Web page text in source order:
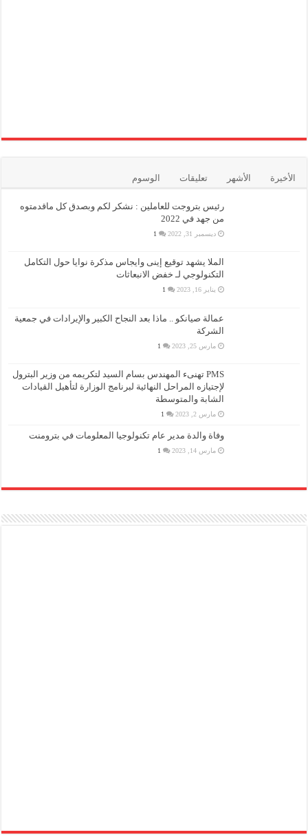
الأخيرة الأشهر تعليقات الوسوم
رئيس بتروجت للعاملين : نشكر لكم وبصدق كل ماقدمتوه
من جهد في 2022
ديسمبر 31, 2022 1
الملا يشهد توقيع إينى وايجاس مذكرة نوايا حول التكامل
التكنولوجي لـ خفض الانبعاثات
يناير 16, 2023 1
عمالة صيانكو .. ماذا بعد النجاح الكبير والإيرادات في جمعية
الشركة
مارس 25, 2023 1
PMS تهنىء المهندس بسام السيد لتكريمه من وزير البترول
لإجتيازه المراحل النهائية لبرنامج الوزارة لتأهيل القيادات
الشابة والمتوسطة
مارس 2, 2023 1
وفاة والدة مدير عام تكنولوجيا المعلومات في بترومنت
مارس 14, 2023 1